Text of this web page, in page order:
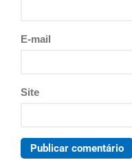
E-mail
Site